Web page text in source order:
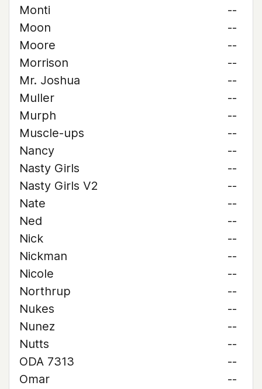
Monti
--
Moon
--
Moore
--
Morrison
--
Mr. Joshua
--
Muller
--
Murph
--
Muscle-ups
--
Nancy
--
Nasty Girls
--
Nasty Girls V2
--
Nate
--
Ned
--
Nick
--
Nickman
--
Nicole
--
Northrup
--
Nukes
--
Nunez
--
Nutts
--
ODA 7313
--
Omar
--